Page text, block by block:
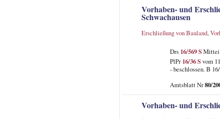
Vorhaben- und
Schwachausen
Erschließung von Bauland,
Drs 16/569 S
PlPr16/36 Svom
- beschlossen. B
Amtsblatt Nr80/
Vorhaben- und